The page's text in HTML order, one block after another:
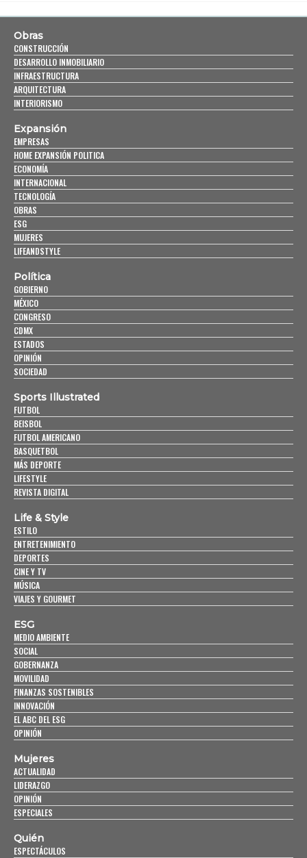
Obras
CONSTRUCCIÓN
DESARROLLO INMOBILIARIO
INFRAESTRUCTURA
ARQUITECTURA
INTERIORISMO
Expansión
EMPRESAS
HOME EXPANSIÓN POLITICA
ECONOMÍA
INTERNACIONAL
TECNOLOGÍA
OBRAS
ESG
MUJERES
LIFEANDSTYLE
Política
GOBIERNO
MÉXICO
CONGRESO
CDMX
ESTADOS
OPINIÓN
SOCIEDAD
Sports Illustrated
FUTBOL
BEISBOL
FUTBOL AMERICANO
BASQUETBOL
MÁS DEPORTE
LIFESTYLE
REVISTA DIGITAL
Life & Style
ESTILO
ENTRETENIMIENTO
DEPORTES
CINE Y TV
MÚSICA
VIAJES Y GOURMET
ESG
MEDIO AMBIENTE
SOCIAL
GOBERNANZA
MOVILIDAD
FINANZAS SOSTENIBLES
INNOVACIÓN
EL ABC DEL ESG
OPINIÓN
Mujeres
ACTUALIDAD
LIDERAZGO
OPINIÓN
ESPECIALES
Quién
ESPECTÁCULOS